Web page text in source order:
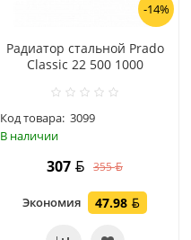
-14%
Радиатор стальной Prado
Classic 22 500 1000
Код товара: 3099
В наличии
307 355
Экономия 47.98